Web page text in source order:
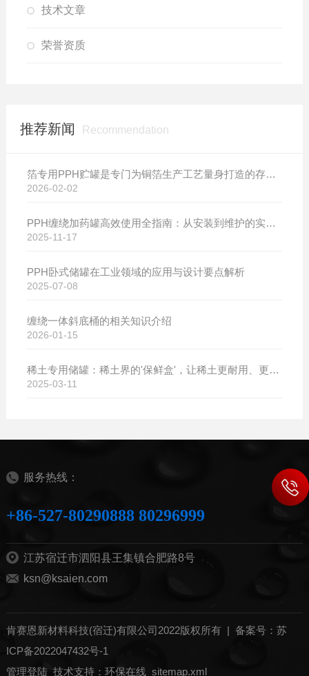
技术文章
荣誉资质
推荐新闻 Recommendation
箔专用PPH贮罐是专门为铜箔生产工艺量身打造的存储设备
2026-02-02
PPH缠绕加药罐高效使用全指南：从安装到维护的实用技巧
2025-11-17
PPH卧式储罐在工业领域的应用与设计要点解析
2025-07-08
缠绕一体斜底桶的相关知识介绍
2026-01-15
稀土专用储罐：稀土界的'保鲜盒'，让稀土更耐用、更值钱！
2025-03-11
服务热线：
+86-527-80290888 80296999
江苏宿迁市泗阳县王集镇合肥路8号
ksn@ksaien.com
肯赛恩新材料科技(宿迁)有限公司2022版权所有 | 备案号：苏
ICP备2022047432号-1
管理登陆技术支持： 环保在线 sitemap.xml